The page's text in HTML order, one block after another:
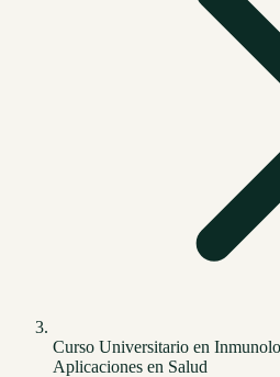
Curso Universitario en
Aplicaciones en Salud